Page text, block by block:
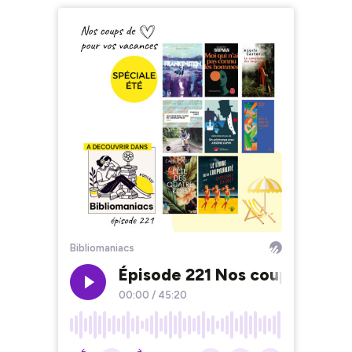
Bibliomaniacs
Épisode 221 Nos coups de
00:00 / 45:20